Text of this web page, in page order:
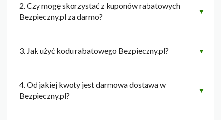
2. Czy mogę skorzystać z kuponów rabatowych
Bezpieczny.pl za darmo?
▼
3. Jak użyć kodu rabatowego Bezpieczny.pl? ▼
4. Od jakiej kwoty jest darmowa dostawa w
Bezpieczny.pl?
▼